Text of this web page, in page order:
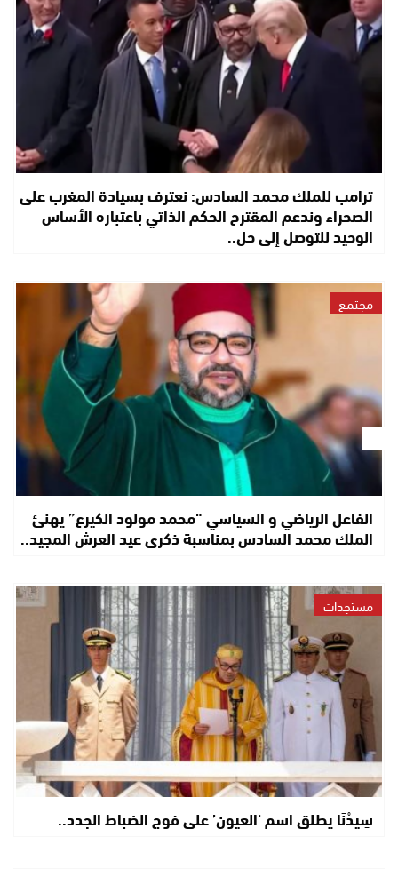
ترامب للملك محمد السادس: نعترف بسيادة المغرب على
الصحراء وندعم المقترح الحكم الذاتي باعتباره الأساس
الوحيد للتوصل إلى حل..
مجتمع
الفاعل الرياضي و السياسي “محمد مولود الكيرع” يهنئ
الملك محمد السادس بمناسبة ذكرى عيد العرش المجيد..
مستجدات
سِيدْنَا يطلق اسم ‘العيون’ على فوج الضباط الجدد..